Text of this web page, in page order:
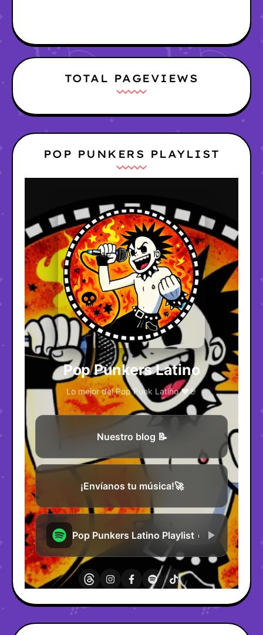
TOTAL PAGEVIEWS
POP PUNKERS PLAYLIST